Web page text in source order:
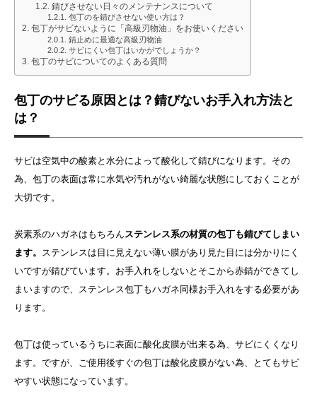
錆びさせない日々のメンテナンスについて
包丁のを錆びさせない使い方は？
包丁がサビないように「高級刃物油」をお使いください
錆止めに最適な高級刃物油
サビにくい包丁はいかがでしょうか？
包丁のサビについてのよくある質問
包丁のサビる原因とは？錆びないお手入れ方法と
は？
サビは空気中の酸素と水分によって酸化して錆びになります。その
為、包丁の表面は常に水気や汚れがない綺麗な状態にしておくことが
大切です。
炭素系のハガネはもちろん ステンレス系の材質の包丁も錆びてしまい
ます。
ステンレスは目に見えない薄い膜があり見た目には分かりにく
いですが錆びています。お手入れをしないとそこから赤錆ができてし
まいますので、ステンレス包丁もハガネ同様お手入れをする必要があ
ります。
包丁は使っているうちに表面に酸化皮膜が出来る為、サビにくくなり
ます。ですが、ご使用後すぐの包丁は酸化皮膜がない為、とてもサビ
やすい状態になっています。